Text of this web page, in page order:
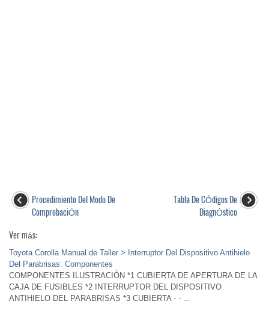
Procedimiento Del Modo De
ComprobaciÓn
Tabla De CÓdigos De
DiagnÓstico
Ver más:
Toyota Corolla Manual de Taller > Interruptor Del Dispositivo Antihielo
Del Parabrisas: Componentes
COMPONENTES ILUSTRACIÓN *1 CUBIERTA DE APERTURA DE LA
CAJA DE FUSIBLES *2 INTERRUPTOR DEL DISPOSITIVO
ANTIHIELO DEL PARABRISAS *3 CUBIERTA - - ...